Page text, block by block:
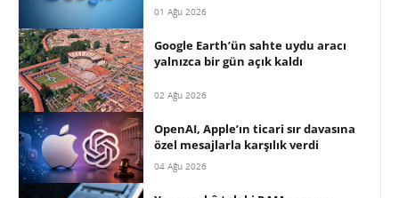
01 Ağu 2026
Google Earth’ün sahte uydu aracı
yalnızca bir gün açık kaldı
02 Ağu 2026
OpenAI, Apple’ın ticari sır davasına
özel mesajlarla karşılık verdi
04 Ağu 2026